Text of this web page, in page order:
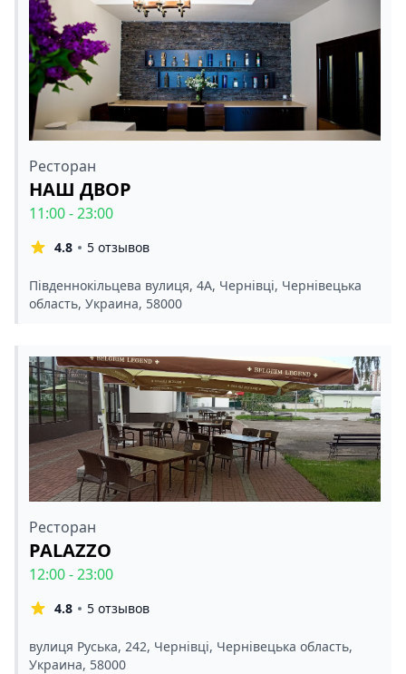
Ресторан
НАШ ДВОР
11:00 - 23:00
4.8 5 отзывов
Південнокільцева вулиця, 4А, Чернівці, Чернівецька
область, Украина, 58000
Ресторан
PALAZZO
12:00 - 23:00
4.8 5 отзывов
вулиця Руська, 242, Чернівці, Чернівецька область,
Украина, 58000